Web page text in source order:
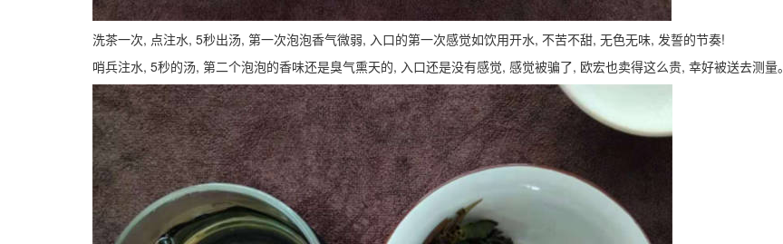
洗茶一次, 点注水, 5秒出汤, 第一次泡泡香气微弱, 入口的第一次感觉如饮用开水, 不苦不甜, 无色无味, 发誓的节奏!
哨兵注水, 5秒的汤, 第二个泡泡的香味还是臭气熏天的, 入口还是没有感觉, 感觉被骗了, 欧宏也卖得这么贵, 幸好被送去测量。